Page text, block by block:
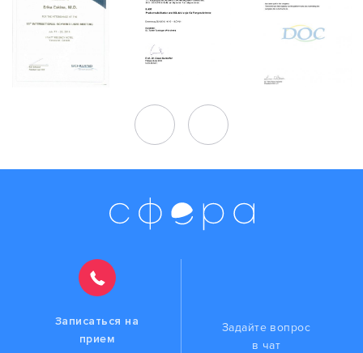
Записаться на
прием
Задайте вопрос
в чат